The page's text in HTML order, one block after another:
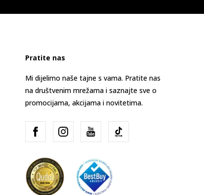
Pratite nas
Mi dijelimo naše tajne s vama. Pratite nas
na društvenim mrežama i saznajte sve o
promocijama, akcijama i novitetima.